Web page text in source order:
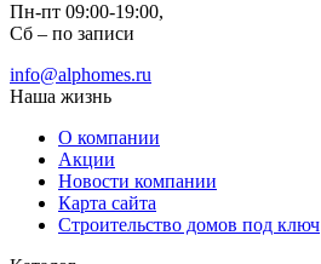
Пн-пт 09:00-19:00,
Сб – по записи
info@alphomes.ru
Наша жизнь
О компании
Акции
Новости компании
Карта сайта
Строительство домов под ключ